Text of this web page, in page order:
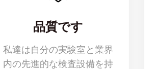
品質です
私達は自分の実験室と業界
内の先進的な検査設備を持